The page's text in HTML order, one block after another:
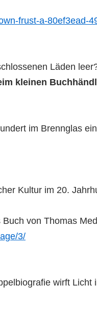
frust-a-80ef3ead-
Läden
kleinen
im Brennglas
Kultur im 20.
von Thomas
3/
wirft Licht